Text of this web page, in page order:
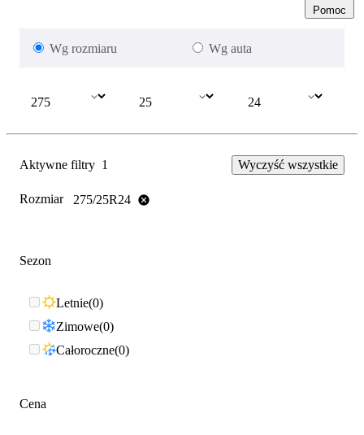
Pomoc
Wg rozmiaru Wg auta
Aktywne filtry 1 Wyczyść wszystkie
Rozmiar 275/25R24
Sezon
Letnie 0
Zimowe 0
Całoroczne 0
Cena